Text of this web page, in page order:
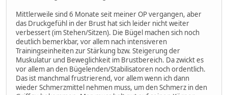
Mittlerweile sind 6 Monate seit meiner OP vergangen, aber
das Druckgefühl in der Brust hat sich leider nicht weiter
verbessert (im Stehen/Sitzen). Die Bügel machen sich noch
deutlich bemerkbar, vor allem nach intensiveren
Trainingseinheiten zur Stärkung bzw. Steigerung der
Muskulatur und Beweglichkeit im Brustbereich. Da zwickt es
vor allem an den Bügelenden/Stabilisatoren noch ordentlich.
Das ist manchmal frustrierend, vor allem wenn ich dann
wieder Schmerzmittel nehmen muss, um den Schmerz in den